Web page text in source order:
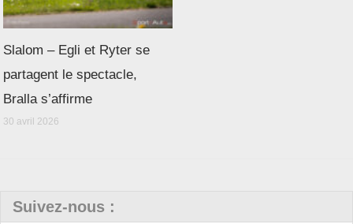
Slalom – Egli et Ryter se
partagent le spectacle,
Bralla s’affirme
30 avril 2026
Suivez-nous :